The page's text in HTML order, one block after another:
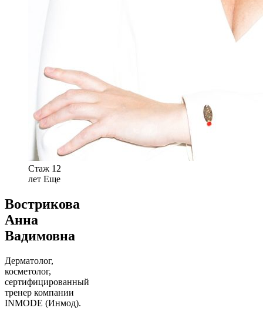
Стаж 12
лет Еще
Вострикова
Анна
Вадимовна
Дерматолог,
косметолог,
сертифицированный
тренер компании
INMODE (Инмод).